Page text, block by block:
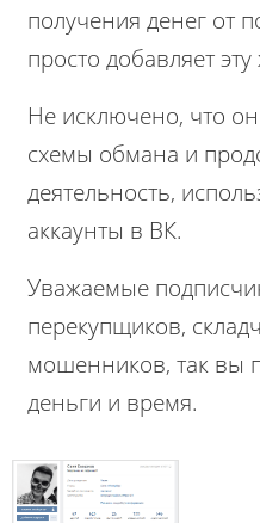
получения денег от
просто добавляет
Не исключено, что
схемы обмана и
деятельность,
аккаунты в ВК.
Уважаемые
перекупщиков,
мошенников, так вы
деньги и время.